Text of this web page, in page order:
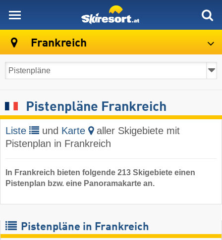
Frankreich
Pistenpläne Frankreich
Liste und Karte
aller Skigebiete mit
Pistenplan in Frankreich
In Frankreich bieten folgende 213 Skigebiete einen
Pistenplan bzw. eine Panoramakarte an.
Pistenpläne in Frankreich